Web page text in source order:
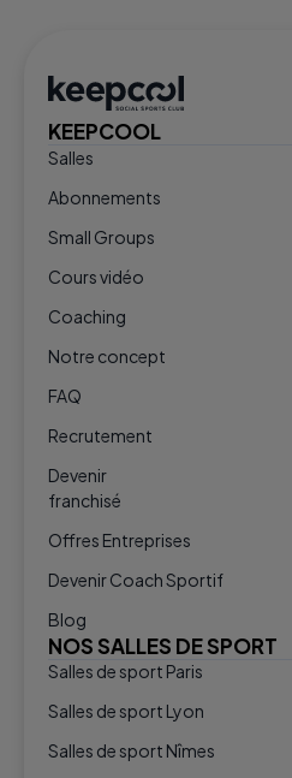
KEEPCOOL
Salles
Abonnements
Small Groups
Cours vidéo
Coaching
Notre concept
FAQ
Recrutement
Devenir
franchisé
Offres Entreprises
Devenir Coach Sportif
Blog
NOS SALLES DE SPORT
Salles de sport Paris
Salles de sport Lyon
Salles de sport Nîmes